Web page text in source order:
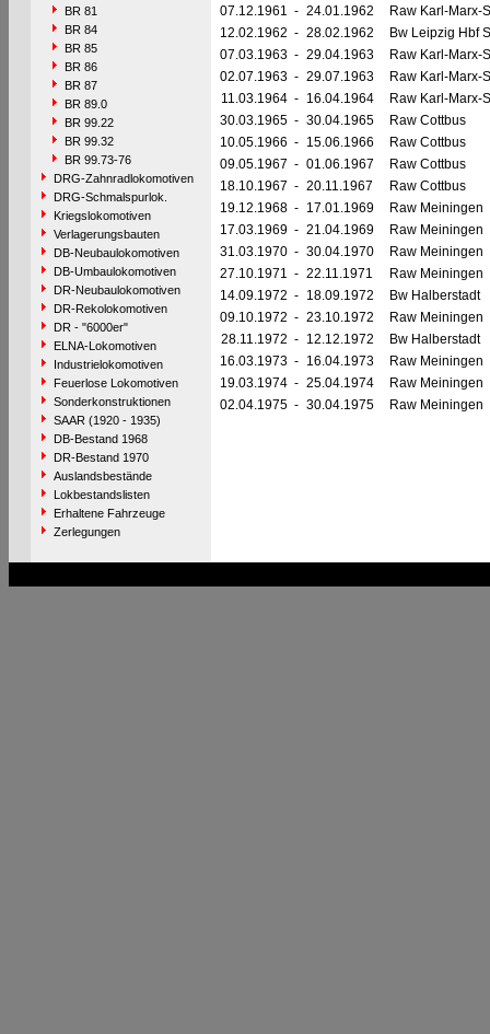
BR 81
BR 84
BR 85
BR 86
BR 87
BR 89.0
BR 99.22
BR 99.32
BR 99.73-76
DRG-Zahnradlokomotiven
DRG-Schmalspurlok.
Kriegslokomotiven
Verlagerungsbauten
DB-Neubaulokomotiven
DB-Umbaulokomotiven
DR-Neubaulokomotiven
DR-Rekolokomotiven
DR - "6000er"
ELNA-Lokomotiven
Industrielokomotiven
Feuerlose Lokomotiven
Sonderkonstruktionen
SAAR (1920 - 1935)
DB-Bestand 1968
DR-Bestand 1970
Auslandsbestände
Lokbestandslisten
Erhaltene Fahrzeuge
Zerlegungen
07.12.1961 - 24.01.1962
Raw Karl-Marx-
12.02.1962 - 28.02.1962
Bw Leipzig Hbf
07.03.1963 - 29.04.1963
Raw Karl-Marx-
02.07.1963 - 29.07.1963
Raw Karl-Marx-
11.03.1964 - 16.04.1964
Raw Karl-Marx-
30.03.1965 - 30.04.1965
Raw Cottbus
10.05.1966 - 15.06.1966
Raw Cottbus
09.05.1967 - 01.06.1967
Raw Cottbus
18.10.1967 - 20.11.1967
Raw Cottbus
19.12.1968 - 17.01.1969
Raw Meiningen
17.03.1969 - 21.04.1969
Raw Meiningen
31.03.1970 - 30.04.1970
Raw Meiningen
27.10.1971 - 22.11.1971
Raw Meiningen
14.09.1972 - 18.09.1972
Bw Halberstadt
09.10.1972 - 23.10.1972
Raw Meiningen
28.11.1972 - 12.12.1972
Bw Halberstadt
16.03.1973 - 16.04.1973
Raw Meiningen
19.03.1974 - 25.04.1974
Raw Meiningen
02.04.1975 - 30.04.1975 Raw Meiningen